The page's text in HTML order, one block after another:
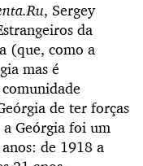
, Sergey
da
(que, como a
mas é
de ter forças
a Geórgia foi um
de 1918 a